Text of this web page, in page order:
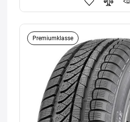
Premiumklasse